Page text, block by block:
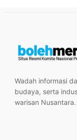
Wadah informasi
budaya, serta
warisan Nusantara.